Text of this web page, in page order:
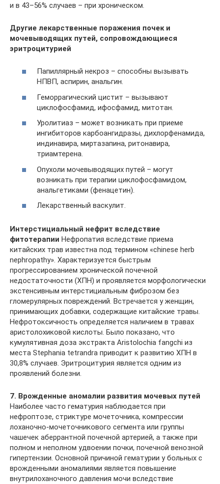
и в 43–56% случаев – при хроническом.
Другие лекарственные поражения почек и
мочевыводящих путей, сопровождающиеся
эритроцитурией
Папиллярный некроз – способны вызывать
НПВП, аспирин, анальгин.
Геморрагический цистит – вызывают
циклофосфамид, ифосфамид, митотан.
Уролитиаз – может возникать при приеме
ингибиторов карбоангидразы, дихлорфенамида,
индинавира, миртазапина, ритонавира,
триамтерена.
Опухоли мочевыводящих путей – могут
возникать при терапии циклофосфамидом,
анальгетиками (фенацетин).
Лекарственный васкулит.
Интерстициальный нефрит вследствие
фитотерапии Нефропатия вследствие приема
китайских трав известна под термином «сhinese herb
nephropathy». Характеризуется быстрым
прогрессированием хронической почечной
недостаточности (ХПН) и проявляется морфологически
экстенсивным интерстициальным фиброзом без
гломерулярных повреждений. Встречается у женщин,
принимающих добавки, содержащие китайские травы.
Нефротоксичность определяется наличием в травах
аристолохиковой кислоты. Было показано, что
кумулятивная доза экстракта Aristolochia fangchi из
места Stephania tetrandra приводит к развитию ХПН в
30,8% случаев. Эритроцитурия является одним из
проявлений болезни.
7. Врожденные аномалии развития мочевых путей
Наиболее часто гематурия наблюдается при
нефроптозе, стриктуре мочеточника, компрессии
лоханочно-мочеточникового сегмента или группы
чашечек аберрантной почечной артерией, а также при
полном и неполном удвоении почки, почечной венозной
гипертензии. Основной причиной гематурии у больных с
врожденными аномалиями является повышение
внутрилоханочного давления мочи вследствие